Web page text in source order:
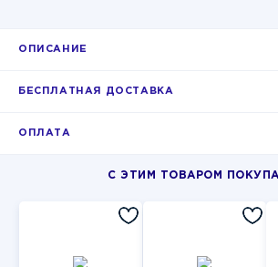
ОПИСАНИЕ
БЕСПЛАТНАЯ ДОСТАВКА
ОПЛАТА
С ЭТИМ ТОВАРОМ